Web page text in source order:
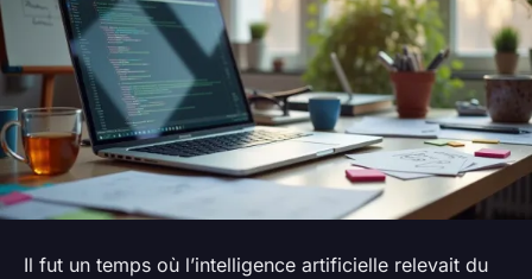
Il fut un temps où l’intelligence artificielle relevait du